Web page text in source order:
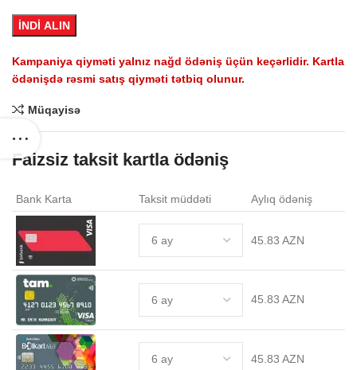
İNDİ ALIN
Kampaniya qiyməti yalnız nağd ödəniş üçün keçərlidir. Kartla
ödənişdə rəsmi satış qiyməti tətbiq olunur.
Müqayisə
Faizsiz taksit kartla ödəniş
Bank Karta Taksit müddəti Aylıq ödəniş
45.83 AZN
45.83 AZN
45.83 AZN